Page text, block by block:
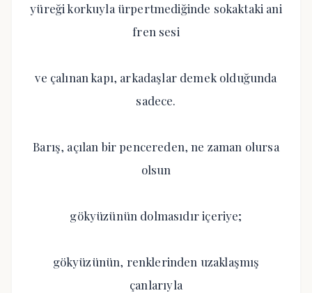
yüreği korkuyla ürpertmediğinde sokaktaki ani
fren sesi
ve çalınan kapı, arkadaşlar demek olduğunda
sadece.
Barış, açılan bir pencereden, ne zaman olursa
olsun
gökyüzünün dolmasıdır içeriye;
gökyüzünün, renklerinden uzaklaşmış
çanlarıyla